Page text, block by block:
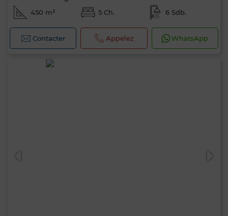
450 m² 5 Ch. 6 Sdb.
Contacter Appelez WhatsApp